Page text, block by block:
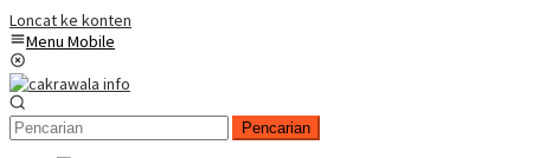
Loncat ke konten
Menu Mobile
Pencarian